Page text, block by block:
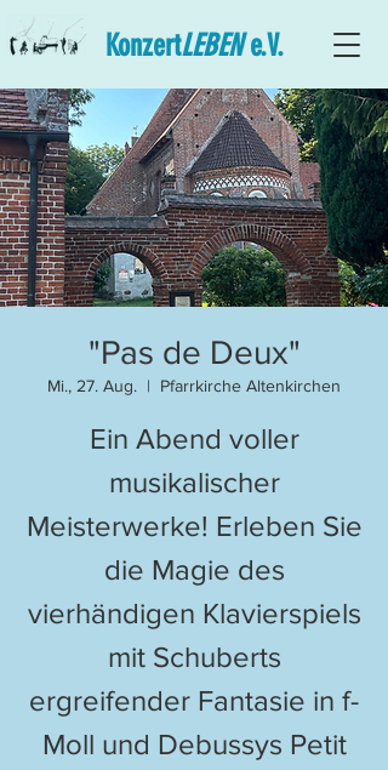
KonzertLEBENe.V.
"Pas de Deux"
Mi., 27. Aug.
  |
Pfarrkirche Altenkirchen
Ein Abend voller
musikalischer
Meisterwerke! Erleben Sie
die Magie des
vierhändigen Klavierspiels
mit Schuberts
ergreifender Fantasie in f-
Moll und Debussys Petit